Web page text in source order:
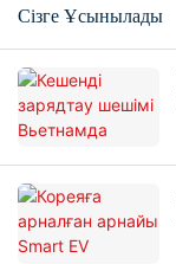
Сізге Ұсынылады